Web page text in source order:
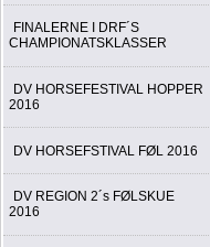
FINALERNE I DRF´S
CHAMPIONATSKLASSER
DV HORSEFESTIVAL HOPPER
2016
DV HORSEFSTIVAL FØL 2016
DV REGION 2´s FØLSKUE
2016